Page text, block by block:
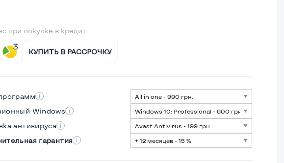
при покупке в кредит
КУПИТЬ В РАССРОЧКУ
Windows
антивируса
гарантия